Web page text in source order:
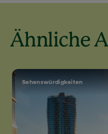
Ähnliche
Sehenswürdigkeiten